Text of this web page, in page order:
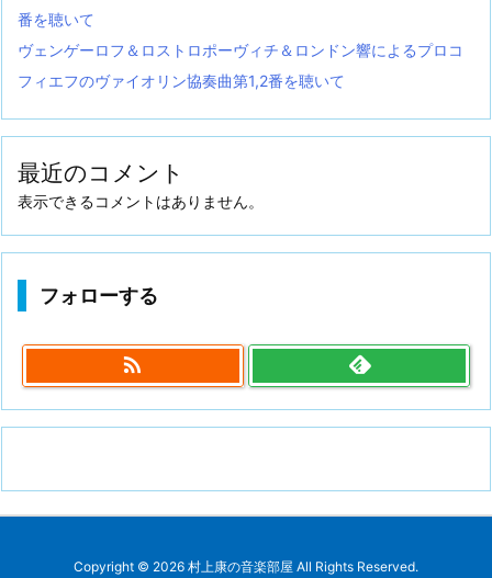
番を聴いて
ヴェンゲーロフ＆ロストロポーヴィチ＆ロンドン響によるプロコ
フィエフのヴァイオリン協奏曲第1,2番を聴いて
最近のコメント
表示できるコメントはありません。
フォローする

Copyright © 2026 村上康の音楽部屋 All Rights Reserved.